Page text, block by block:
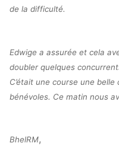
de la difficulté.
Edwige a assurée et cela
doubler quelques
C’était une course une
bénévoles. Ce matin nous
BhelRM,